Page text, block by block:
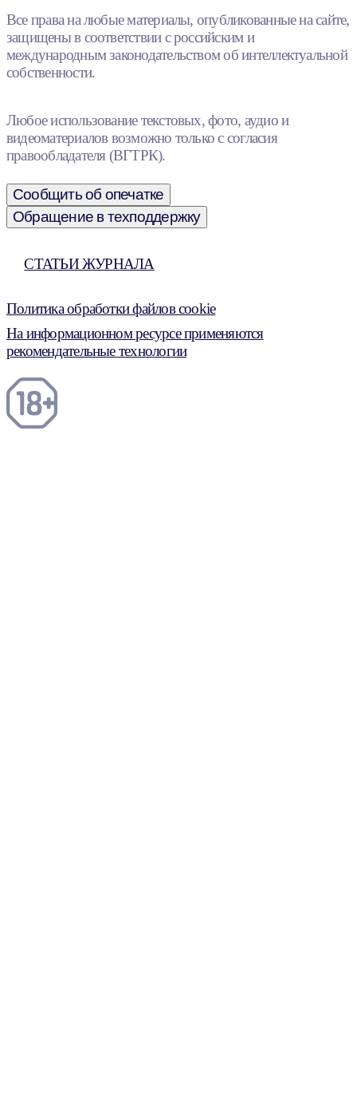
Все права на любые материалы, опубликованные на сайте,
защищены в соответствии с российским и
международным законодательством об интеллектуальной
собственности.
Любое использование текстовых, фото, аудио и
видеоматериалов возможно только с согласия
правообладателя (ВГТРК).
Сообщить об опечатке
Обращение в техподдержку
СТАТЬИ ЖУРНАЛА
Политика обработки файлов cookie
На информационном ресурсе применяются
рекомендательные технологии